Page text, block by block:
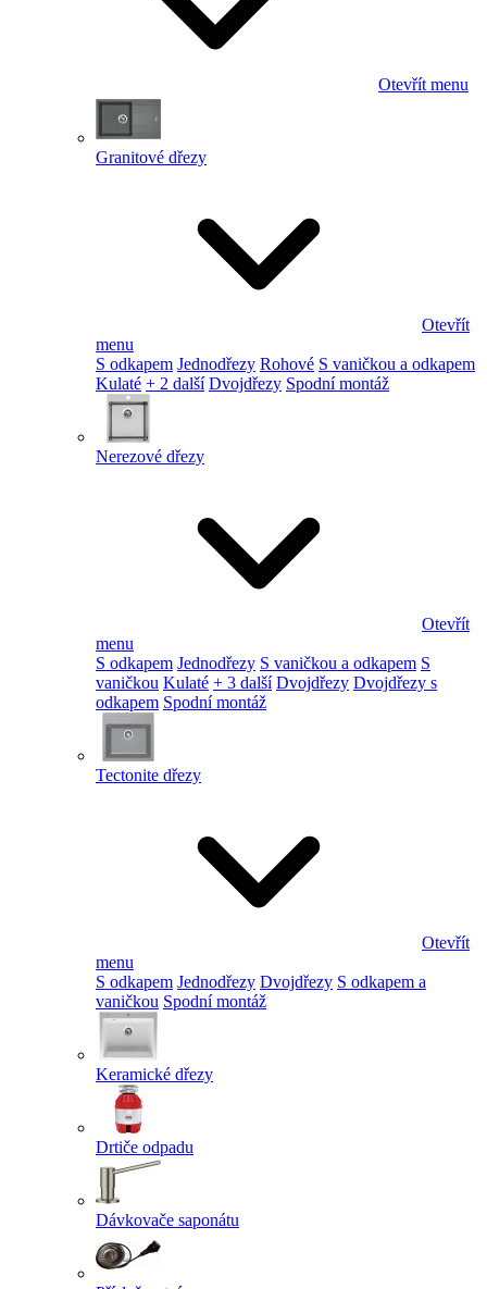
Otevřít menu
Granitové dřezy
Otevřít
menu
S odkapem Jednodřezy Rohové S vaničkou a odkapem
Kulaté + 2 další Dvojdřezy Spodní montáž
Nerezové dřezy
Otevřít
menu
S odkapem Jednodřezy S vaničkou a odkapem S
vaničkou Kulaté + 3 další Dvojdřezy Dvojdřezy s
odkapem Spodní montáž
Tectonite dřezy
Otevřít
menu
S odkapem Jednodřezy Dvojdřezy S odkapem a
vaničkou Spodní montáž
Keramické dřezy
Drtiče odpadu
Dávkovače saponátu